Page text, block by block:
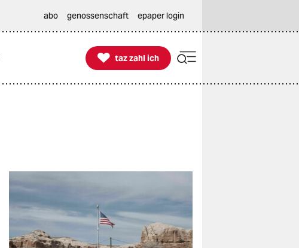
abo genossenschaft epaper login

taz zahl ich
taz zahl ich